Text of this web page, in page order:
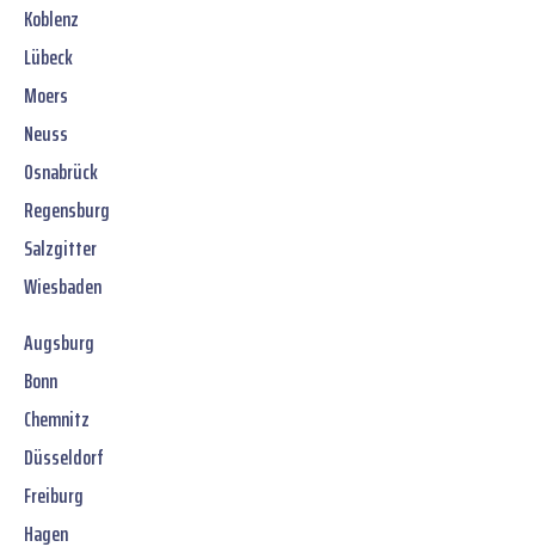
Koblenz
Lübeck
Moers
Neuss
Osnabrück
Regensburg
Salzgitter
Wiesbaden
Augsburg
Bonn
Chemnitz
Düsseldorf
Freiburg
Hagen